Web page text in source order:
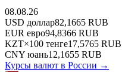
08.08.26
USD доллар82,1665 RUB
EUR евро94,8366 RUB
KZT×100 тенге17,5765 RUB
CNY юань12,1655 RUB
Курсы валют в России →